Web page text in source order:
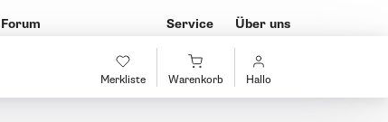
Merkliste Warenkorb Hallo
Forum Service Über uns